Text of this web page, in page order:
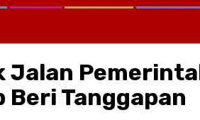
Jalan
Beri Tanggapan